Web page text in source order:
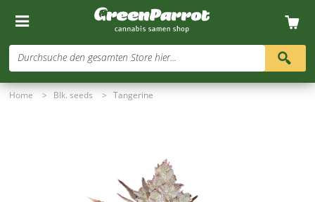
Durchsuche den gesamten Store hier...
Home > Blk. seeds > Tangerine